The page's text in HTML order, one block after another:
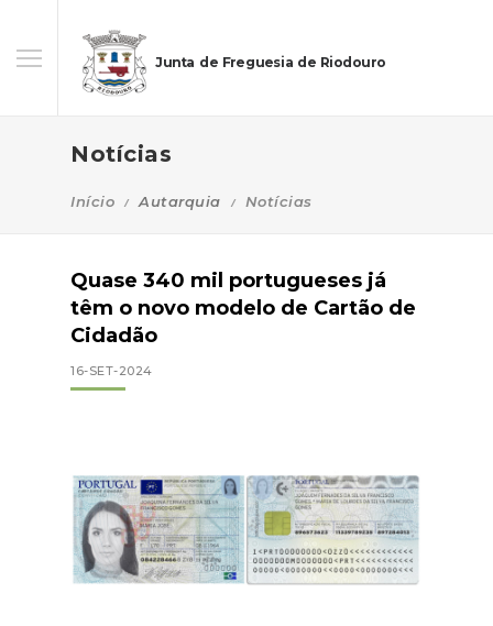
Junta de Freguesia de Riodouro
Notícias
Início Autarquia Notícias
Quase 340 mil portugueses já
têm o novo modelo de Cartão de
Cidadão
16-SET-2024